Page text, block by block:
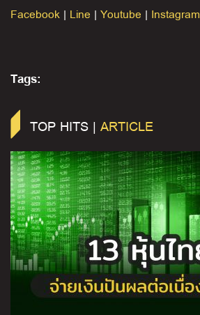
Facebook | Line | Youtube | Instagram
Tags:
TOP HITS | ARTICLE